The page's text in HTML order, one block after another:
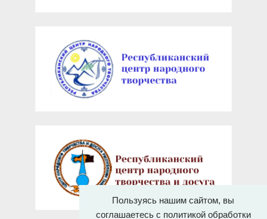
Пользуясь нашим сайтом, вы
соглашаетесь с политикой обработки